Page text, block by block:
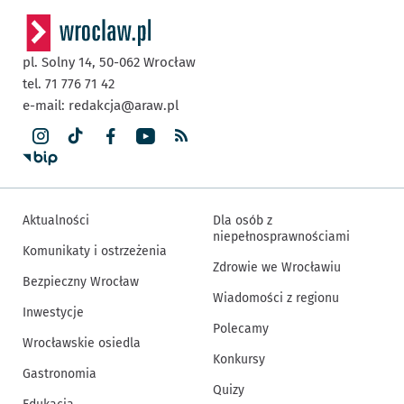
pl. Solny 14, 50-062 Wrocław
tel. 71 776 71 42
e-mail: redakcja@araw.pl
Aktualności
Komunikaty i ostrzeżenia
Bezpieczny Wrocław
Inwestycje
Wrocławskie osiedla
Gastronomia
Dla osób z
niepełnosprawnościami
Zdrowie we Wrocławiu
Wiadomości z regionu
Polecamy
Konkursy
Quizy